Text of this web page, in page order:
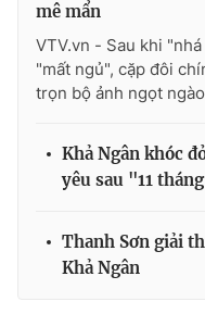
mê mẩn
VTV.vn - Sau khi
"mất ngủ", cặp đôi
trọn bộ ảnh ngọt
Khả Ngân khóc
yêu sau "11
Thanh Sơn giải
Khả Ngân